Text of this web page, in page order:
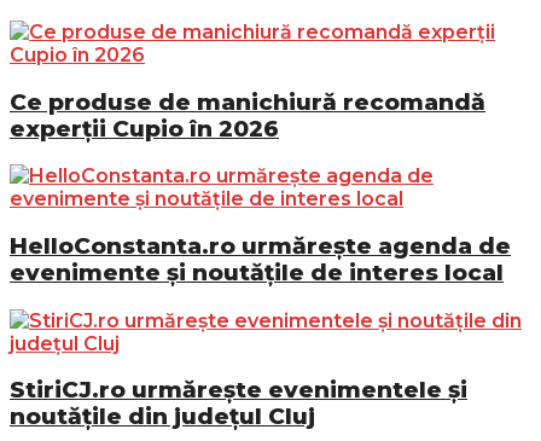
Ce produse de manichiură recomandă
experții Cupio în 2026
HelloConstanta.ro urmărește agenda de
evenimente și noutățile de interes local
StiriCJ.ro urmărește evenimentele și
noutățile din județul Cluj